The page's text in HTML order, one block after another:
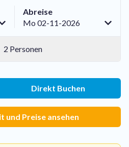
Abreise
Mo 02-11-2026
2 Personen
Direkt Buchen
und Preise ansehen